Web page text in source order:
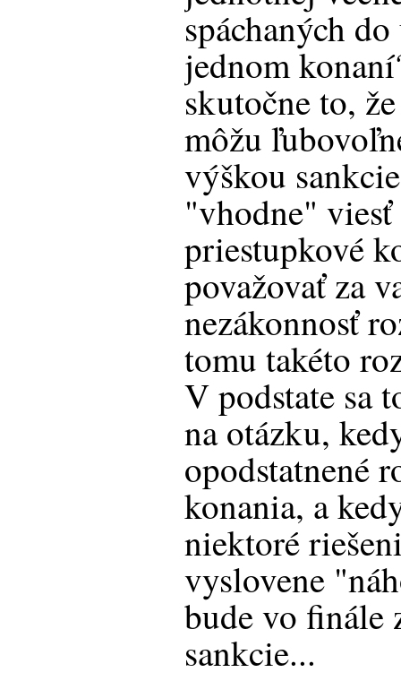
spáchaných
jednom
skutočne to,
môžu
výškou
"vhodne" viesť
priestupkové
považovať za
nezákonnosť
tomu takéto
V podstate sa
na otázku,
opodstatnené
konania, a
niektoré
vyslovene
bude vo finále
sankcie...